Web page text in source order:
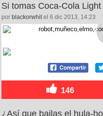
Si tomas Coca-Cola
por blackorwhitel 6 dic 2013, 14:23
146
¿Así que bailas el hula-